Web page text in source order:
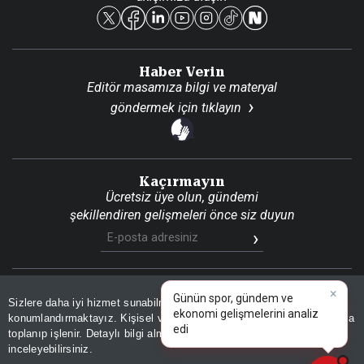
Sizlere daha iyi hizmet sunabilmek adına sitemizdeçerez
konumlandırmaktayız. Kişisel verileriniz, KVKK ve GDPR kapsamında
toplanıp işlenir. Detaylı bilgi almak için
inceleyebilirsiniz.
Reklam Ver
Haber Verin
Editör masamıza bilgi ve materyal
göndermek için tıklayın
Kaçırmayın
Ücretsiz üye olun, gündemi
şekillendiren gelişmeleri önce siz duyun
© 2026 İhlas Medya Grubu. Tüm Hakları Saklıdır
Son DakikaSite Haritası RSSKVKK Aydınlatma Metni
Gizlilik PolitikasıÇerez Politikası
×
Günün spor, gündem ve
ekonomi gelişmelerini analiz
edin!